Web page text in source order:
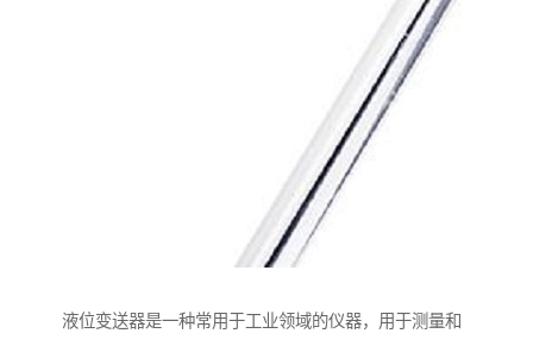
液位变送器是一种常用于工业领域的仪器，用于测量和